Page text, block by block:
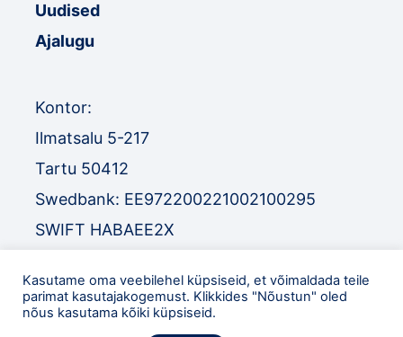
Uudised
Ajalugu
Kontor:
Ilmatsalu 5-217
Tartu 50412
Swedbank: EE972200221002100295
SWIFT HABAEE2X
SWIFT EEUHEE2X
TEL:+372 52 32 977
Kasutame oma veebilehel küpsiseid, et võimaldada teile
parimat kasutajakogemust. Klikkides "Nõustun" oled
nõus kasutama kõiki küpsiseid.